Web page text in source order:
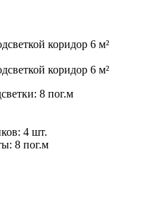
коридор 6 м²
коридор 6 м²
8 пог.м
4 шт.
8 пог.м